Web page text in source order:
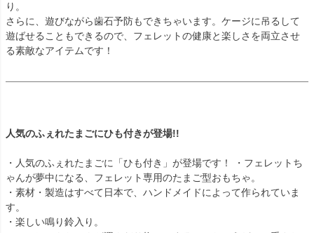
り。
さらに、遊びながら歯石予防もできちゃいます。ケージに吊るして
遊ばせることもできるので、フェレットの健康と楽しさを両立させ
る素敵なアイテムです！
人気のふぇれたまごにひも付きが登場!!
・人気のふぇれたまごに「ひも付き」が登場です！ ・フェレットち
ゃんが夢中になる、フェレット専用のたまご型おもちゃ。
・素材・製造はすべて日本で、ハンドメイドによって作られていま
す。
・楽しい鳴り鈴入り。